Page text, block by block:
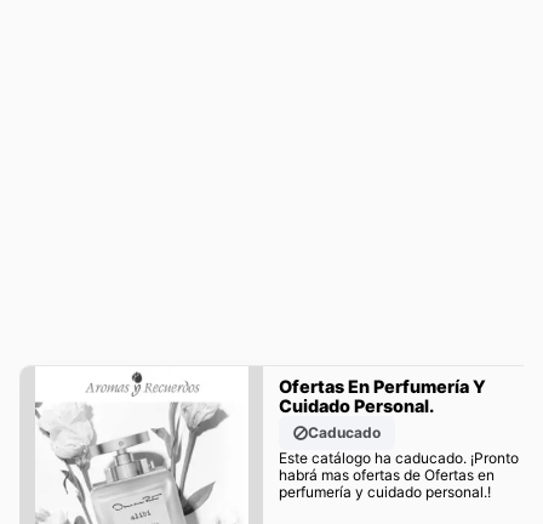
Ofertas En Perfumería Y
Cuidado Personal.
Caducado
Este catálogo ha caducado. ¡Pronto
habrá mas ofertas de Ofertas en
perfumería y cuidado personal.!